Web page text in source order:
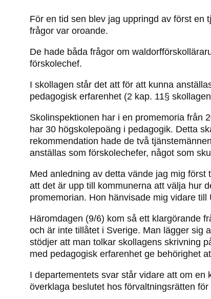
För en tid sen blev jag uppringd av först en
frågor var oroande.
De hade båda frågor om
förskolechef.
I skollagen står det att för att kunna
pedagogisk erfarenhet (2 kap. 11§
Skolinspektionen har i en promemoria från
har 30 högskolepoäng i pedagogik. Detta
rekommendation hade de två
anställas som förskolechefer, något som
Med anledning av detta vände jag mig
att det är upp till kommunerna att välja hur
promemorian. Hon hänvisade mig vidare
Häromdagen (9/6) kom så ett klargörande
och är inte tillåtet i Sverige. Man lägger sig
stödjer att man tolkar skollagens skrivning
med pedagogisk erfarenhet ge behörighet
I departementets svar står vidare att om
överklaga beslutet hos förvaltningsrätten